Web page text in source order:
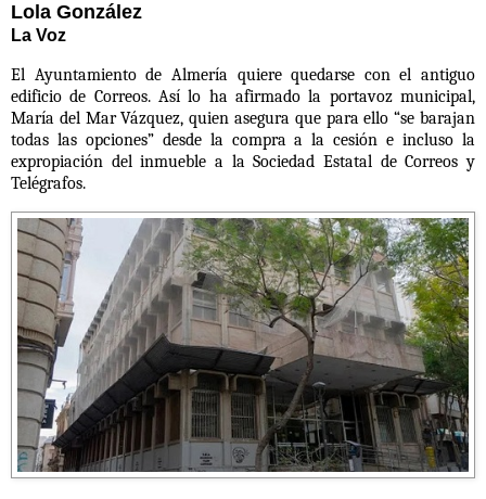
Lola González
La Voz
El Ayuntamiento de Almería quiere quedarse con el antiguo
edificio de Correos. Así lo ha afirmado la portavoz municipal,
María del Mar Vázquez, quien asegura que para ello“se barajan
todas las opciones” desde la compra a la cesión e incluso la
expropiación del inmueble a la Sociedad Estatal de Correos y
Telégrafos.